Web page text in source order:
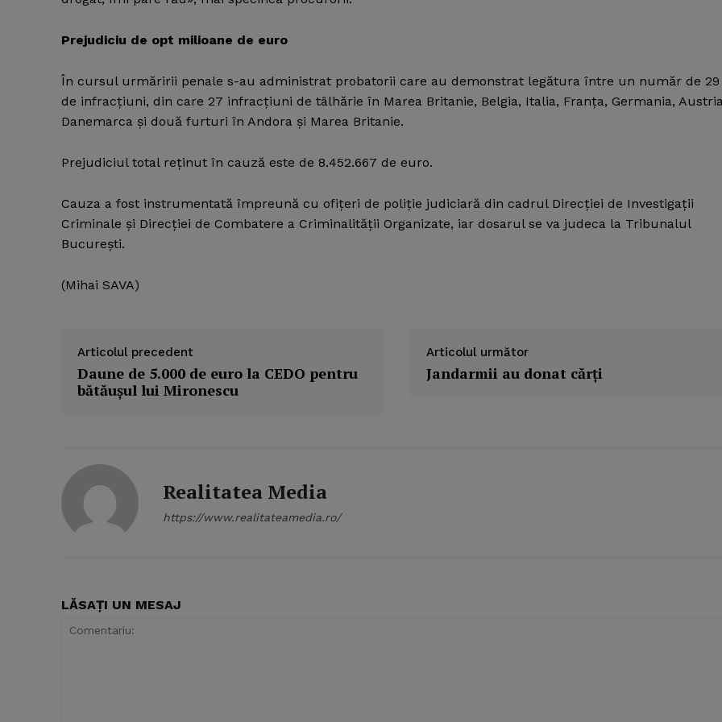
Prejudiciu de opt milioane de euro
În cursul urmăririi penale s-au administrat probatorii care au demonstrat legătura între un număr de 29
de infracţiuni, din care 27 infracţiuni de tâlhărie în Marea Britanie, Belgia, Italia, Franţa, Germania,
Danemarca şi două furturi în Andora şi Marea Britanie.
Prejudiciul total reţinut în cauză este de 8.452.667 de euro.
Cauza a fost instrumentată împreună cu ofiţeri de poliţie judiciară din cadrul Direcţiei de Investigaţii
Criminale şi Direcţiei de Combatere a Criminalităţii Organizate, iar dosarul se va judeca la Tribunalul
Bucureşti.
(Mihai SAVA)
Articolul precedent
Daune de 5.000 de euro la CEDO pentru
bătăuşul lui Mironescu
Articolul următor
Jandarmii au donat cărţi
Realitatea Media
https://www.realitateamedia.ro/
LĂSAȚI UN MESAJ